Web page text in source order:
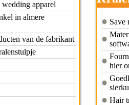
apparel
in almere
van de fabrikant
Save
hier
Hair